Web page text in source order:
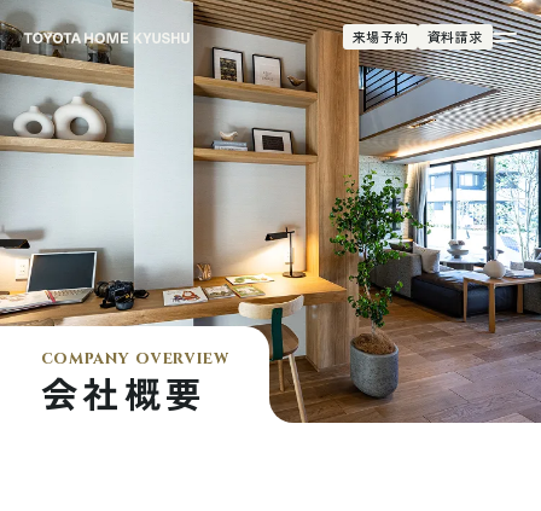
来場予約 資料請求
company overview
会社概要